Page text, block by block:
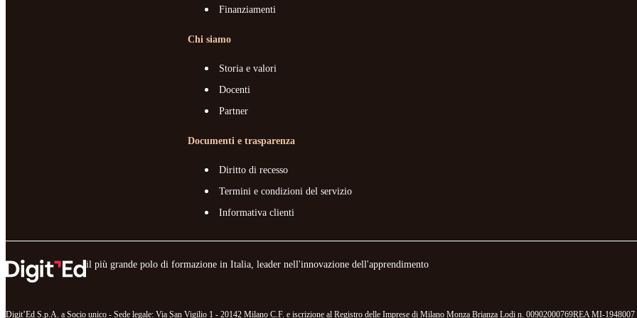
Finanziamenti
Chi siamo
Storia e valori
Docenti
Partner
Documenti e trasparenza
Diritto di recesso
Termini e condizioni del servizio
Informativa clienti
il più grande polo di formazione in Italia, leader nell'innovazione dell'apprendimento
Digit’Ed S.p.A. a Socio unico - Sede legale: Via San Vigilio 1 - 20142 Milano C.F. e iscrizione al Registro delle Imprese di Milano Monza Brianza Lodi n. 00902000769REA MI-1948007